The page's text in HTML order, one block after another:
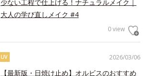
少ない工程で仕上げる！ナチュラルメイク｜
大人の学び直しメイク #4
0 view
2026/03/06
UV
【最新版・日焼け止め】オルビスのおすすめ